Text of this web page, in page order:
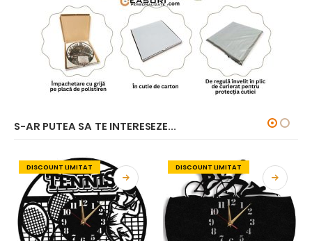
S-AR PUTEA SA TE INTERESEZE...
DISCOUNT LIMITAT DISCOUNT LIMITAT